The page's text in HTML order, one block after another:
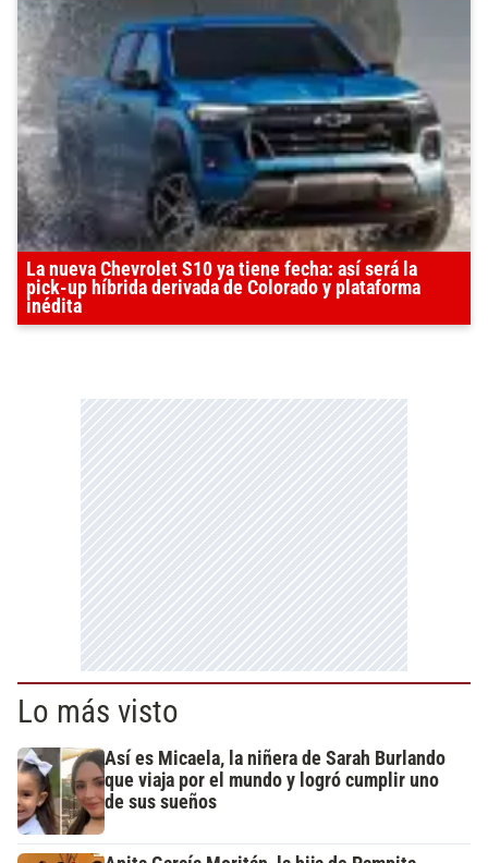
La nueva Chevrolet S10 ya tiene fecha: así será la
pick-up híbrida derivada de Colorado y plataforma
inédita
Lo más visto
Así es Micaela, la niñera de Sarah Burlando
que viaja por el mundo y logró cumplir uno
de sus sueños